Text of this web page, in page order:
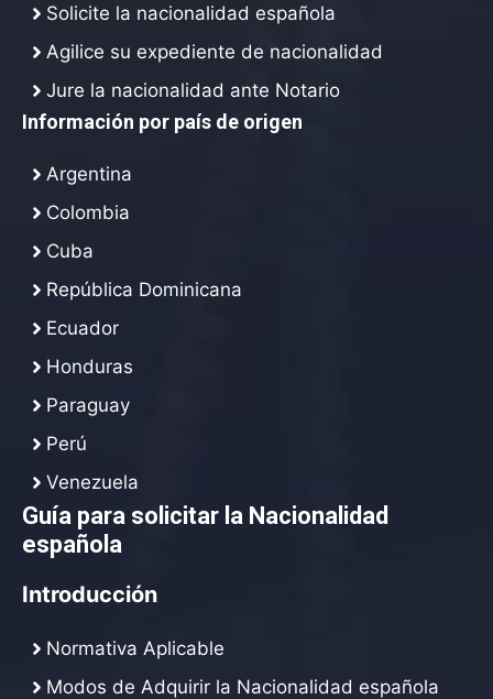
Solicite la nacionalidad española
Agilice su expediente de nacionalidad
Jure la nacionalidad ante Notario
Información por país de origen
Argentina
Colombia
Cuba
República Dominicana
Ecuador
Honduras
Paraguay
Perú
Venezuela
Guía para solicitar la Nacionalidad
española
Introducción
Normativa Aplicable
Modos de Adquirir la Nacionalidad española